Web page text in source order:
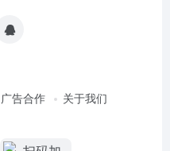
广告合作 关于我们